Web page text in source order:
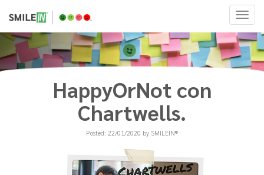
HappyOrNot con
Chartwells.
Posted: 22/01/2020 by SMILEIN®